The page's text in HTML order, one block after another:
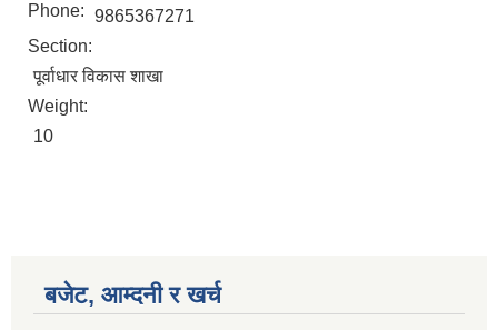
Phone: 9865367271
Section:
पूर्वाधार विकास शाखा
Weight:
10
बजेट, आम्दनी र खर्च